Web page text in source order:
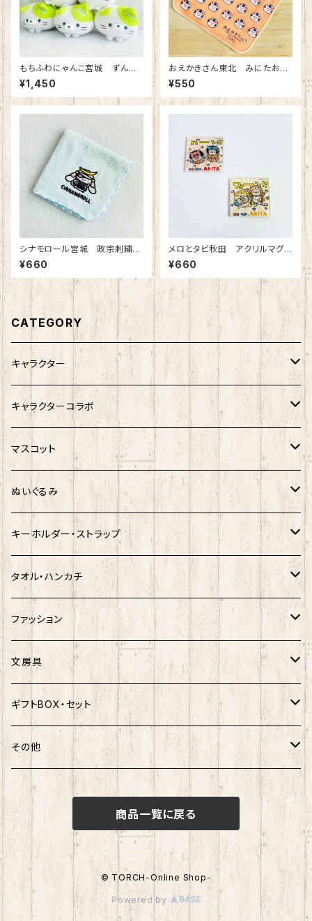
もちふわにゃんこ宮城 ずん
だ ぬいぐるみ
¥1,450
おえかきさん東北 みにたおる
（こけし）
¥550
シナモロール宮城 政宗刺繍タ
オル
¥660
メロとタビ秋田 アクリルマグ
ネット
¥660
CATEGORY
キャラクター
サンリオキャラクター
キティ
シナモロール
クロミ
ハンギョドン
ぐでたま
ポムポムプリン
ポチャッコ
ばつ丸
マイメロディ
けろっぴ
タキシードサム
こぎみゅん
ネコムネandシバ
モケケ
ゆきお
ホヤぼーや
ご当地ベア
スヌーピー
赤べこ・ガラガラべこ
マッチョシリーズ
もちシリーズ
旅するマメしば
旅カワウソ・しばいぬ
むすび丸
キャラクターコラボ
サンリオ×おえかきさん
新幹線×ご当地ベア
サンリオ×ネコムネandシバ
楽天ゴールデンイーグルス×ネコムネandシバ
楽天ゴールデンイーグルス×おえかきさん
楽天ゴールデンイーグルス×ご当地ベア
ネコムネandシバ×鳥獣戯画
楽天ゴールデンイーグルス×もちシリーズ
サンリオ×ご当地ベア
マスコット
ゆきお
モケケ
ご当地ベア
秋田犬
しばっころ
わさお
むすび丸
ホヤぼーや
キティ
ネコムネandシバ
ご当地ハムスター
ぬいぐるみ
ホヤぼーや
その他
ご当地ベア
秋田犬
しばっころ
わさお
むすび丸
ネコムネandシバ
キーホルダー・ストラップ
ポプテピピック
ホヤぼーや
スヌーピー
秋田犬
わさお
むすび丸
ネコムネ
ゆきお
おそ松さん
タオル・ハンカチ
ホヤぼーや
秋田犬
キティ
むすび丸
ミニオン
わさお
ネコムネandシバ
ファッション
Tシャツ
ネクタイ
靴下
ルームシューズ
パーカー・トレーナー
文房具
ボールペン
マグネット
クリアファイル
ステッカー
ピンバッチ
御朱印帳
ギフトBOX・セット
福袋
その他
トートバック
その他雑貨
ホヤぼーや
ボクサーパンツ
マスク
商品一覧に戻る
© TORCH-Online Shop-
Powered by